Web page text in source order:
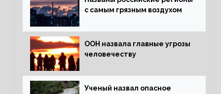
с самым грязным воздухом
ООН назвала главные угрозы
человечеству
Ученый назвал опасное